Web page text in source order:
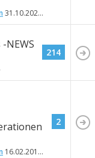
31.10.2020
NEWS
214
16.02.2015
2